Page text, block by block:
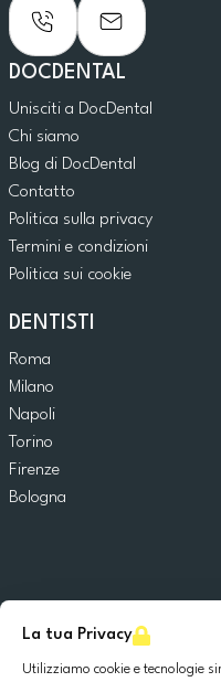
La tua Privacy
Utilizziamo cookie e tecnologie
DOCDENTAL
Unisciti a DocDental
Chi siamo
Blog di DocDental
Contatto
Politica sulla privacy
Termini e condizioni
Politica sui cookie
DENTISTI
Roma
Milano
Napoli
Torino
Firenze
Bologna